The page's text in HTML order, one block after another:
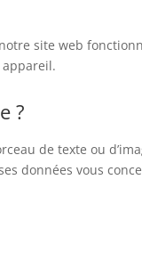
site web
?
de texte ou
données vous